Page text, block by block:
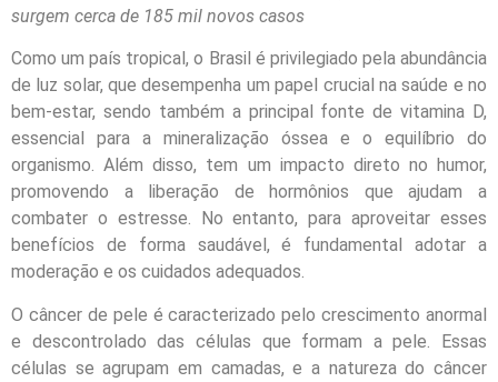
surgem cerca de 185 mil novos casos
Como um país tropical, o Brasil é privilegiado pela abundância
de luz solar, que desempenha um papel crucial na saúde e no
bem-estar, sendo também a principal fonte de vitamina D,
essencial para a mineralização óssea e o equilíbrio do
organismo. Além disso, tem um impacto direto no humor,
promovendo a liberação de hormônios que ajudam a
combater o estresse. No entanto, para aproveitar esses
benefícios de forma saudável, é fundamental adotar a
moderação e os cuidados adequados.
O câncer de pele é caracterizado pelo crescimento anormal
e descontrolado das células que formam a pele. Essas
células se agrupam em camadas, e a natureza do câncer